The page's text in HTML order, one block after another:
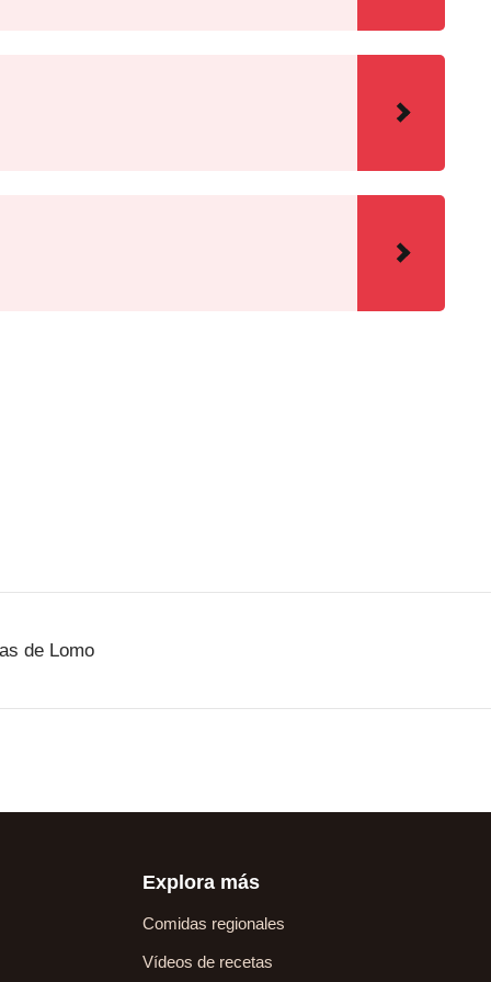
de Lomo
Explora más
Comidas regionales
Vídeos de recetas